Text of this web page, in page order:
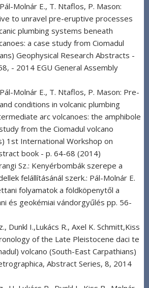
Molnár E., T. Ntaflos, P. Mason:
to unravel pre-eruptive processes
plumbing systems beneath
a case study from Ciomadul
Geophysical Research Abstracts -
- 2014 EGU General Assembly
Molnár E., T. Ntaflos, P. Mason: Pre-
conditions in volcanic plumbing
arc volcanoes: the amphibole
from the Ciomadul volcano
1st International Workshop on
book - p. 64-68 (2014)
Sz.: Kenyérbombák szerepe a
felállításánál szerk.: Pál-Molnár E.
folyamatok a földköpenytől a
és geokémiai vándorgyűlés pp. 56-
Dunkl I.,Lukács R., Axel K. Schmitt,Kiss
of the Late Pleistocene daci te
volcano (South-East Carpathians)
Abstract Series, 8, 2014